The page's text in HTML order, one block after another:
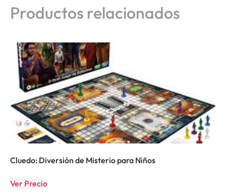
Productos relacionados
Cluedo: Diversión de Misterio para Niños
Ver Precio